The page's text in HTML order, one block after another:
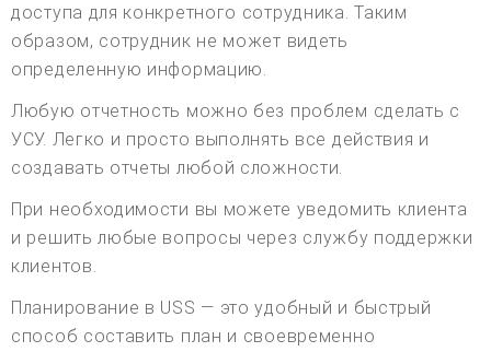
доступа для конкретного сотрудника. Таким
образом, сотрудник не может видеть
определенную информацию.
Любую отчетность можно без проблем сделать с
УСУ. Легко и просто выполнять все действия и
создавать отчеты любой сложности.
При необходимости вы можете уведомить клиента
и решить любые вопросы через службу поддержки
клиентов.
Планирование в USS — это удобный и быстрый
способ составить план и своевременно